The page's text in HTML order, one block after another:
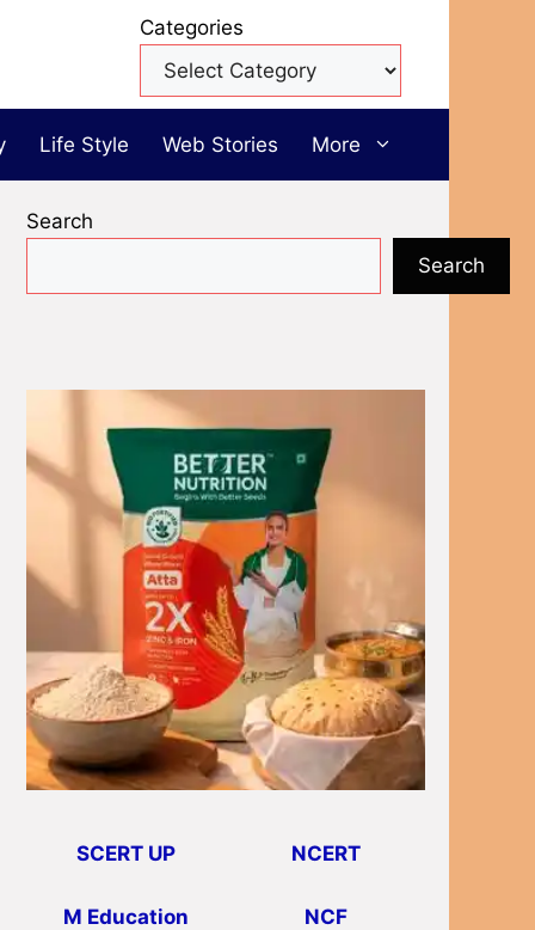
Categories
Life Style Web Stories More
Search
Search
SCERT UP
M Education
NCERT
NCF